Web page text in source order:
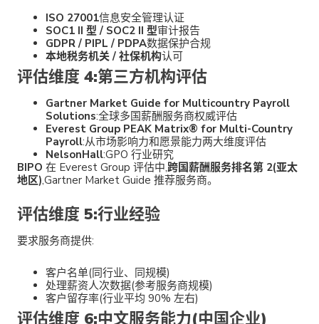
ISO 27001信息安全管理认证
SOC1 II 型 / SOC2 II 型审计报告
GDPR / PIPL / PDPA数据保护合规
本地税务机关 / 社保机构认可
评估维度 4:第三方机构评估
Gartner Market Guide for Multicountry Payroll
Solutions:全球多国薪酬服务商权威评估
Everest Group PEAK Matrix® for Multi-Country
Payroll:从市场影响力和愿景能力两大维度评估
NelsonHall:GPO 行业研究
BIPO 在 Everest Group 评估中,跨国薪酬服务排名第 2(亚太
地区),Gartner Market Guide 推荐服务商。
评估维度 5:行业经验
要求服务商提供:
客户名单(同行业、同规模)
处理薪资人次数据(参考服务商规模)
客户留存率(行业平均 90% 左右)
评估维度 6:中文服务能力(中国企业)